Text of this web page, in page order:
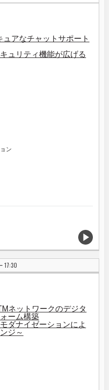
アなチャットサポート
ュリティ機能が広げる
ン
17:30
ネットワークのデジタ
ーム構築
ダナイゼーションによ
ジ～